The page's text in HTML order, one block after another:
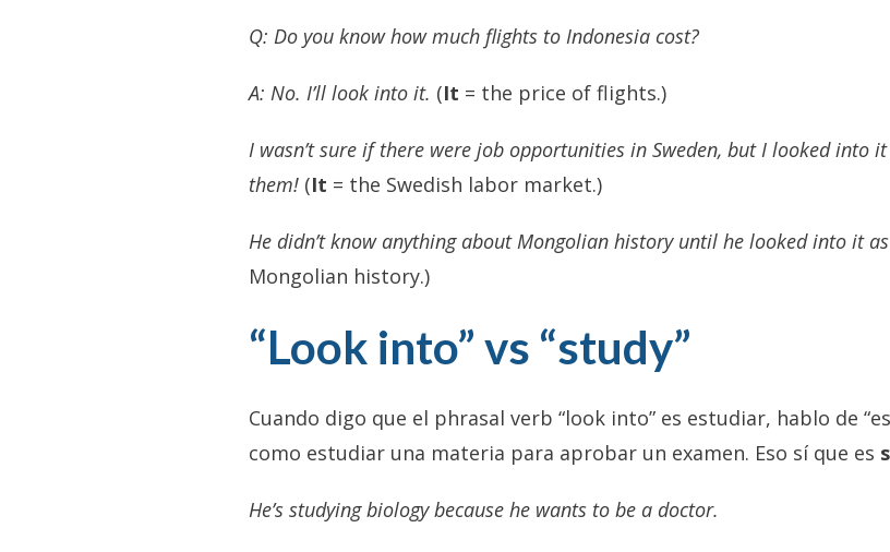
Q: Do you know how much flights to Indonesia cost?
A: No. I’ll look into it. (It = the price of flights.)
I wasn’t sure if there were job opportunities in Sweden, but I looked into
them! (It = the Swedish labor market.)
He didn’t know anything about Mongolian history until he looked into it
Mongolian history.)
“Look into” vs “study”
Cuando digo que el phrasal verb “look into” es estudiar, hablo de
como estudiar una materia para aprobar un examen. Eso sí que es
He’s studying biology because he wants to be a doctor.